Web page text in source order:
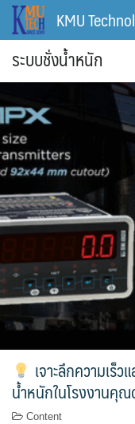
Skip
KMU
ระบบชั่งน้ำหนัก
เจาะลึกความเร็
น้ำหนักในโรงงานคุณ
Content